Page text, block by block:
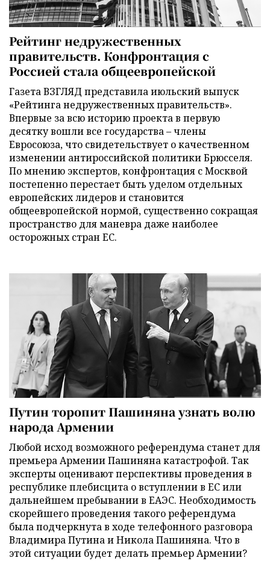
Рейтинг недружественных
правительств. Конфронтация с
Россией стала общеевропейской
Газета ВЗГЛЯД представила июльский выпуск
«Рейтинга недружественных правительств».
Впервые за всю историю проекта в первую
десятку вошли все государства – члены
Евросоюза, что свидетельствует о качественном
изменении антироссийской политики Брюсселя.
По мнению экспертов, конфронтация с Москвой
постепенно перестает быть уделом отдельных
европейских лидеров и становится
общеевропейской нормой, существенно сокращая
пространство для маневра даже наиболее
осторожных стран ЕС.
Путин торопит Пашиняна узнать волю
народа Армении
Любой исход возможного референдума станет для
премьера Армении Пашиняна катастрофой. Так
эксперты оценивают перспективы проведения в
республике плебисцита о вступлении в ЕС или
дальнейшем пребывании в ЕАЭС. Необходимость
скорейшего проведения такого референдума
была подчеркнута в ходе телефонного разговора
Владимира Путина и Никола Пашиняна. Что в
этой ситуации будет делать премьер Армении?